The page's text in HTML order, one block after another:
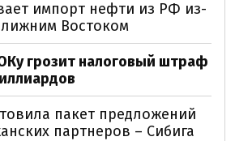
импорт нефти из РФ из-
Востоком
грозит налоговый штраф
пакет предложений
партнеров – Сибига